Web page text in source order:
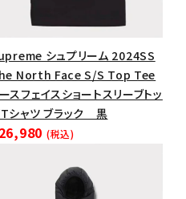
ョンブランドから探す
キャップ・ハット
シュプリーム 2024SS
North Face S/S Top Tee
スフェイスショートスリーブトッ
シャツ ブラック 黒
(税込)